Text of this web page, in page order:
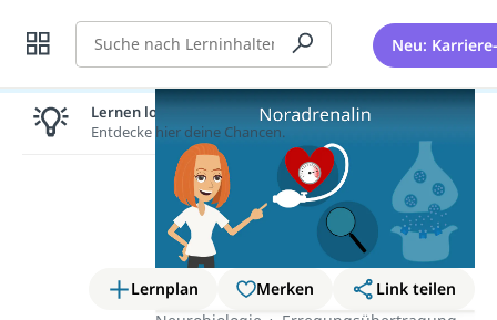
Suche Neu:
Lernplan Merken
Link teilen
Lernen lohnt sich!
Entdecke hier deine Chancen.